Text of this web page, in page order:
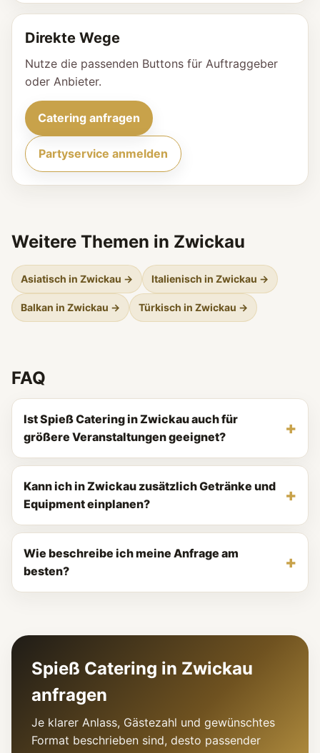
Direkte Wege
Nutze die passenden Buttons für Auftraggeber
oder Anbieter.
Catering anfragen
Partyservice anmelden
Weitere Themen in Zwickau
Asiatisch in Zwickau → Italienisch in Zwickau →
Balkan in Zwickau → Türkisch in Zwickau →
FAQ
Ist Spieß Catering in Zwickau auch für
größere Veranstaltungen geeignet?
Kann ich in Zwickau zusätzlich Getränke und
Equipment einplanen?
Wie beschreibe ich meine Anfrage am
besten?
Spieß Catering in Zwickau
anfragen
Je klarer Anlass, Gästezahl und gewünschtes
Format beschrieben sind, desto passender